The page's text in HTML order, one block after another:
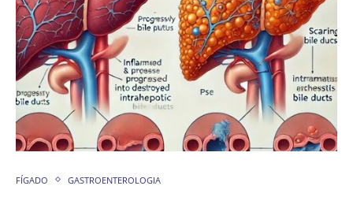
FÍGADO GASTROENTEROLOGIA